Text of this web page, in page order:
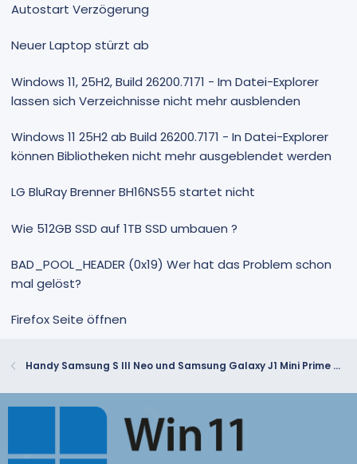
Autostart Verzögerung
Neuer Laptop stürzt ab
Windows 11, 25H2, Build 26200.7171 - Im Datei-Explorer
lassen sich Verzeichnisse nicht mehr ausblenden
Windows 11 25H2 ab Build 26200.7171 - In Datei-Explorer
können Bibliotheken nicht mehr ausgeblendet werden
LG BluRay Brenner BH16NS55 startet nicht
Wie 512GB SSD auf 1TB SSD umbauen ?
BAD_POOL_HEADER (0x19) Wer hat das Problem schon
mal gelöst?
Firefox Seite öffnen
Handy Samsung S III Neo und Samsung Galaxy J1 Mini Prime wird plötzlich nicht mehr erkannt von Windows erkannt